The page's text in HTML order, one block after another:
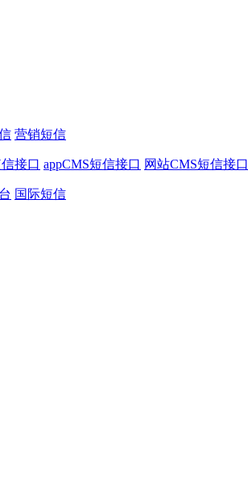
营销短信
接口 appCMS短信接口 网站CMS短信接口
国际短信